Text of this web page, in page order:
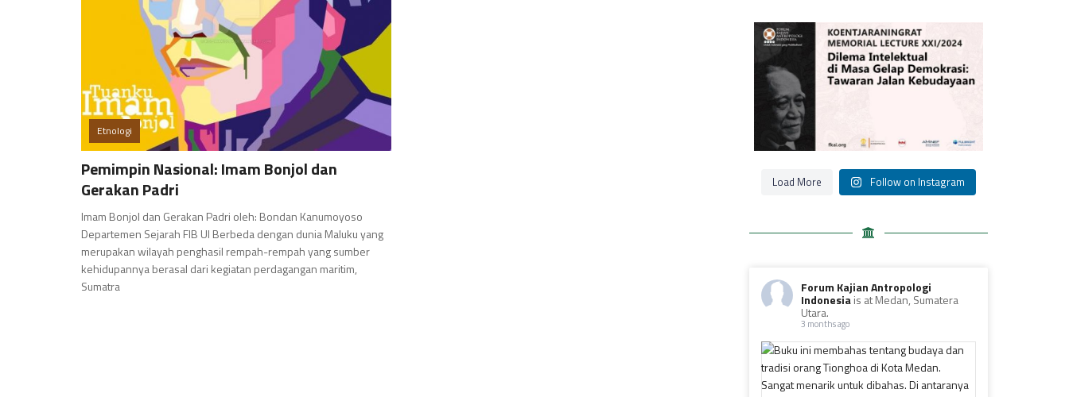
Etnologi
Pemimpin Nasional: Imam Bonjol dan
Gerakan Padri
Imam Bonjol dan Gerakan Padri oleh: Bondan Kanumoyoso
Departemen Sejarah FIB UI Berbeda dengan dunia Maluku yang
merupakan wilayah penghasil rempah-rempah yang sumber
kehidupannya berasal dari kegiatan perdagangan maritim,
Sumatra
Oleh Prof Dr. Sulistyowati Irianto
Saat ini...
Load More Follow on Instagram
Forum Kajian Antropologi
Indonesiais at Medan, Sumatera
Utara.
3 months ago